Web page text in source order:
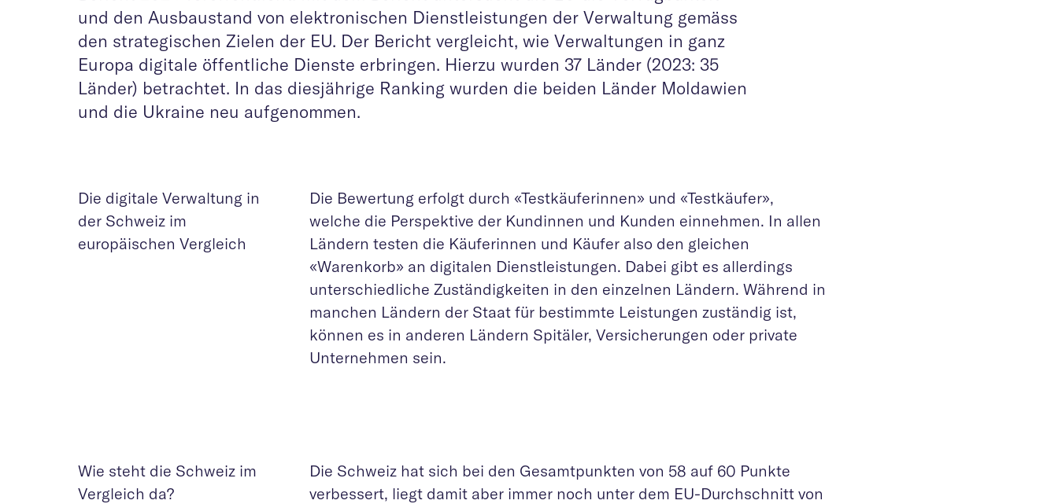
und den Ausbaustand von elektronischen Dienstleistungen der Verwaltung gemäss
den strategischen Zielen der EU. Der Bericht vergleicht, wie Verwaltungen in ganz
Europa digitale öffentliche Dienste erbringen. Hierzu wurden 37 Länder (2023: 35
Länder) betrachtet. In das diesjährige Ranking wurden die beiden Länder Moldawien
und die Ukraine neu aufgenommen.
Die digitale Verwaltung in
der Schweiz im
europäischen Vergleich
Die Bewertung erfolgt durch «Testkäuferinnen» und «Testkäufer»,
welche die Perspektive der Kundinnen und Kunden einnehmen. In allen
Ländern testen die Käuferinnen und Käufer also den gleichen
«Warenkorb» an digitalen Dienstleistungen. Dabei gibt es allerdings
unterschiedliche Zuständigkeiten in den einzelnen Ländern. Während in
manchen Ländern der Staat für bestimmte Leistungen zuständig ist,
können es in anderen Ländern Spitäler, Versicherungen oder private
Unternehmen sein.
Wie steht die Schweiz im
Vergleich da?
Die Schweiz hat sich bei den Gesamtpunkten von 58 auf 60 Punkte
verbessert, liegt damit aber immer noch unter dem EU-Durchschnitt von